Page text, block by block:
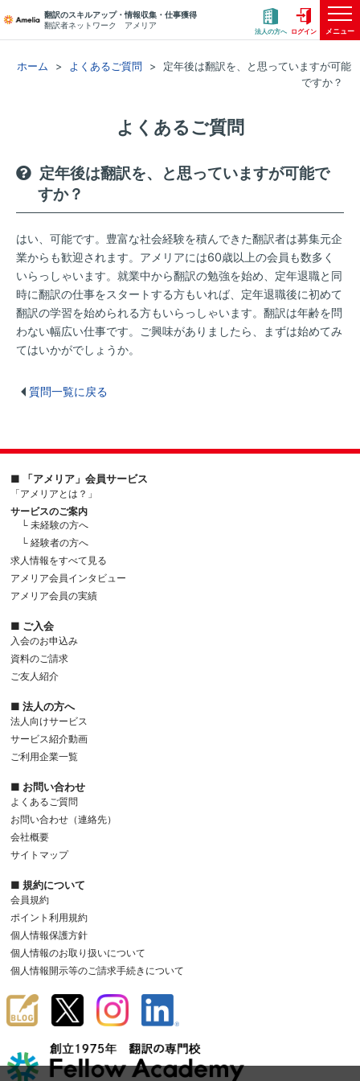
翻訳のスキルアップ・情報収集・仕事獲得
翻訳者ネットワーク アメリア
法人の方へ ログイン メニュー
ホーム よくあるご質問
定年後は翻訳を、と思っていますが可能
ですか？
よくあるご質問
定年後は翻訳を、と思っていますが可能で
すか？
はい、可能です。豊富な社会経験を積んできた翻訳者は募集元企
業からも歓迎されます。アメリアには60歳以上の会員も数多く
いらっしゃいます。就業中から翻訳の勉強を始め、定年退職と同
時に翻訳の仕事をスタートする方もいれば、定年退職後に初めて
翻訳の学習を始められる方もいらっしゃいます。翻訳は年齢を問
わない幅広い仕事です。ご興味がありましたら、まずは始めてみ
てはいかがでしょうか。
質問一覧に戻る
■ 「アメリア」会員サービス
「アメリアとは？」
サービスのご案内
└ 未経験の方へ
└ 経験者の方へ
求人情報をすべて見る
アメリア会員インタビュー
アメリア会員の実績
■ ご入会
入会のお申込み
資料のご請求
ご友人紹介
■ 法人の方へ
法人向けサービス
サービス紹介動画
ご利用企業一覧
■ お問い合わせ
よくあるご質問
お問い合わせ（連絡先）
会社概要
サイトマップ
■ 規約について
会員規約
ポイント利用規約
個人情報保護方針
個人情報のお取り扱いについて
個人情報開示等のご請求手続きについて